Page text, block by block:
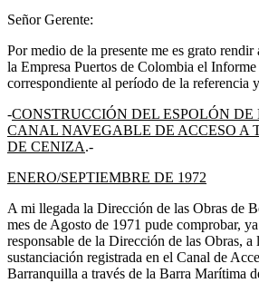
Señor Gerente:
Por medio de la presente me es grato
la Empresa Puertos de Colombia el
correspondiente al período de la referencia
-CONSTRUCCIÓN DEL ESPOLÓN DE
CANAL NAVEGABLE DE ACCESO A
DE CENIZA.-
ENERO/SEPTIEMBRE DE 1972
A mi llegada la Dirección de las Obras de
mes de Agosto de 1971 pude comprobar,
responsable de la Dirección de las Obras, a
sustanciación registrada en el Canal de
Barranquilla a través de la Barra Marítima